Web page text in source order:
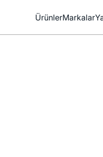
ÜrünlerMarkalar